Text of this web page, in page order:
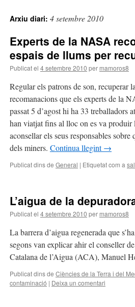
Arxiu diari: 4 setembre 2010
Experts de la NASA
espais de llums per
Publicat el 4 setembre 2010 per mamoros8
Regular els patrons de son, recuperar
recomanacions que els experts de la
passat 5 d’agost hi ha 33 treballadors
han viatjat fins al lloc on es va produir
aconsellar els seus responsables
dels miners. Continua llegint→
Publicat dins de General | Etiquetat com a
L’aigua de la
Publicat el 4 setembre 2010 per mamoros8
La barrera d’aigua regenerada que
segons van explicar ahir el conseller
Catalana de l’Aigua (ACA), Manuel
Publicat dins de Ciències de la Terra i del
contaminació | Deixa un comentari